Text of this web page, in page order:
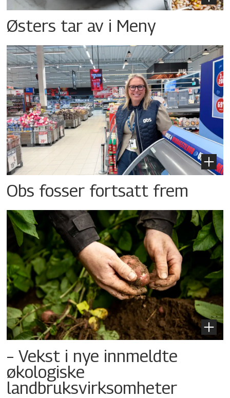
Østers tar av i Meny
Obs fosser fortsatt frem
– Vekst i nye innmeldte
økologiske
landbruksvirksomheter